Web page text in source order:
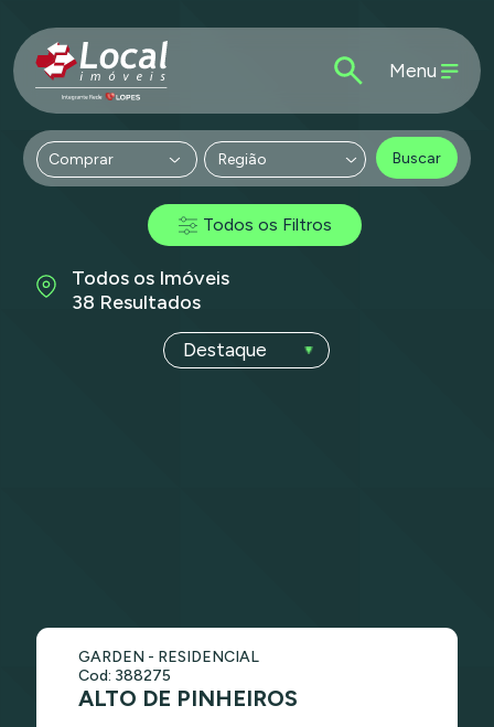
Menu
Região Buscar
Todos os Filtros
Todos os Imóveis
38 Resultados
GARDEN - RESIDENCIAL
Cod: 388275
ALTO DE PINHEIROS